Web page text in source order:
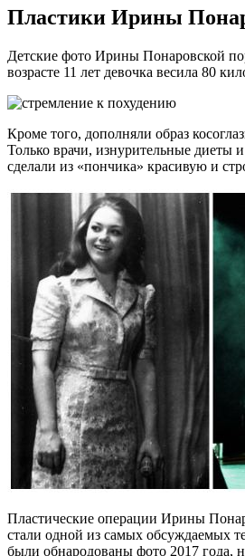
Пластики Ирины
Детские фото Ирины Понаровской
возрасте 11 лет девочка весила 80
Кроме того, дополняли образ
Только врачи, изнурительные диеты
сделали из «пончика» красивую и
Пластические операции Ирины
стали одной из самых обсуждаемых
были обнародованы фото 2017 года,